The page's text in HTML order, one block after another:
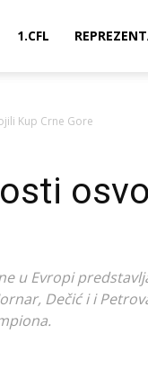
1.CFL
Kup Crne Gore
u Evropi
Dečić i i